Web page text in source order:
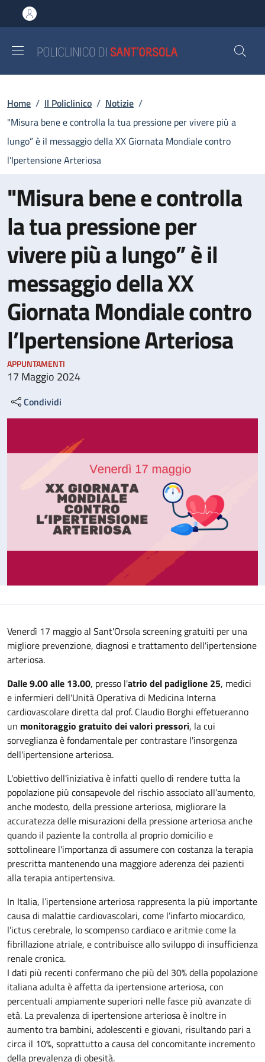
al contenuto principale
to footer content
Briciole di pane
Home / Il Policlinico / Notizie /
"Misura bene e controlla la tua pressione per vivere più a
lungo” è il messaggio della XX Giornata Mondiale contro
l’Ipertensione Arteriosa
"Misura bene e controlla
la tua pressione per
vivere più a lungo” è il
messaggio della XX
Giornata Mondiale contro
l’Ipertensione Arteriosa
APPUNTAMENTI
17 Maggio 2024
Condividi
Venerdì 17 maggio al Sant'Orsola screening gratuiti per una
migliore prevenzione, diagnosi e trattamento dell'ipertensione
arteriosa.
Dalle 9.00 alle 13.00, presso l'atrio del padiglione 25, medici
e infermieri dell'Unità Operativa di Medicina Interna
cardiovascolare diretta dal prof. Claudio Borghi effetueranno
un monitoraggio gratuito dei valori pressori, la cui
sorveglianza è fondamentale per contrastare l'insorgenza
dell'ipertensione arteriosa.
L'obiettivo dell'iniziativa è infatti quello di rendere tutta la
popolazione più consapevole del rischio associato all’aumento,
anche modesto, della pressione arteriosa, migliorare la
accuratezza delle misurazioni della pressione arteriosa anche
quando il paziente la controlla al proprio domicilio e
sottolineare l'importanza di assumere con costanza la terapia
prescritta mantenendo una maggiore aderenza dei pazienti
alla terapia antipertensiva.
In Italia, l’ipertensione arteriosa rappresenta la più importante
causa di malattie cardiovascolari, come l’infarto miocardico,
l’ictus cerebrale, lo scompenso cardiaco e aritmie come la
fibrillazione atriale, e contribuisce allo sviluppo di insufficienza
renale cronica.
I dati più recenti confermano che più del 30% della popolazione
italiana adulta è affetta da ipertensione arteriosa, con
percentuali ampiamente superiori nelle fasce più avanzate di
età. La prevalenza di ipertensione arteriosa è inoltre in
aumento tra bambini, adolescenti e giovani, risultando pari a
circa il 10%, soprattutto a causa del concomitante incremento
della prevalenza di obesità.